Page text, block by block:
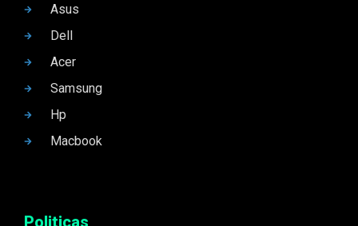
Asus
Dell
Acer
Samsung
Hp
Macbook
Politicas